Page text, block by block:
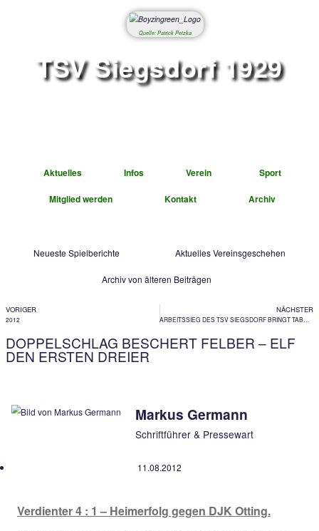
Quelle: Patrick Petzka
TSV Siegsdorf
Mitglied werden Kontakt
Aktuelles
Archiv von älteren Beiträgen
DOPPELSCHLAG BESCHERT
DEN ERSTEN DREIER
Markus Germann